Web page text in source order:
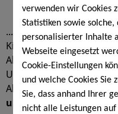
verwenden wir Cookies
Statistiken sowie
personalisierter Inhalte
Webseite eingesetzt
Cookie-Einstellungen
und welche Cookies Sie
Sie, dass anhand Ihrer
nicht alle Leistungen
...lassen Sie sich
KissSalis Therme Bad
Abschluss nach einem
Urlaubstag, Kurzurlaub
Abend bis Mitternacht:
und erholsam .